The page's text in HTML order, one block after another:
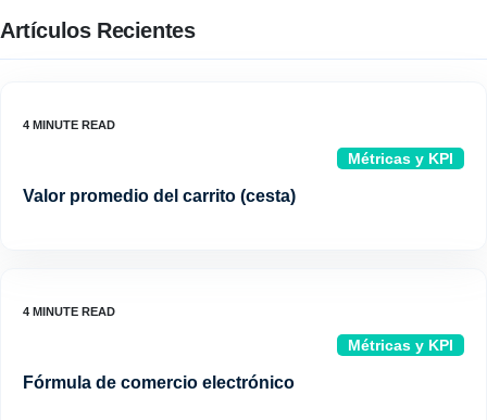
Artículos Recientes
Métricas y KPI
Valor promedio del carrito (cesta)
Métricas y KPI
Fórmula de comercio electrónico